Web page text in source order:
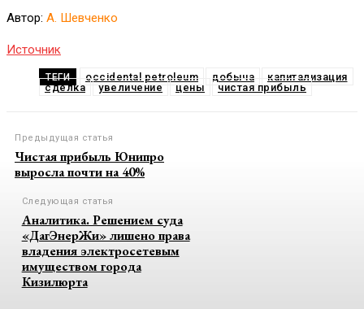
Автор: А. Шевченко
Источник
ТЕГИ occidental petroleum добыча
капитализация
сделка
увеличение цены чистая прибыль
Предыдущая статья
Чистая прибыль Юнипро
выросла почти на 40%
Следующая статья
Аналитика. Решением суда
«ДагЭнерЖи» лишено права
владения электросетевым
имуществом города
Кизилюрта